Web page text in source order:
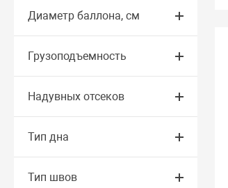
Диаметр баллона, см
Грузоподъемность
Надувных отсеков
Тип дна
Тип швов